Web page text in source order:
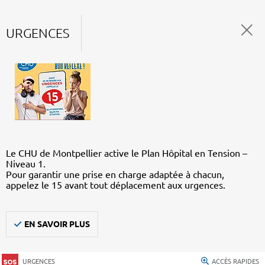
URGENCES
Le CHU de Montpellier active le Plan Hôpital en Tension –
Niveau 1.
Pour garantir une prise en charge adaptée à chacun,
appelez le 15 avant tout déplacement aux urgences.
EN SAVOIR PLUS
URGENCES ACCÈS RAPIDES